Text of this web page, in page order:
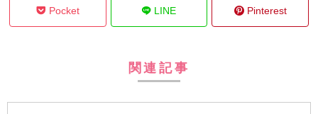
Pocket LINE Pinterest
関連記事